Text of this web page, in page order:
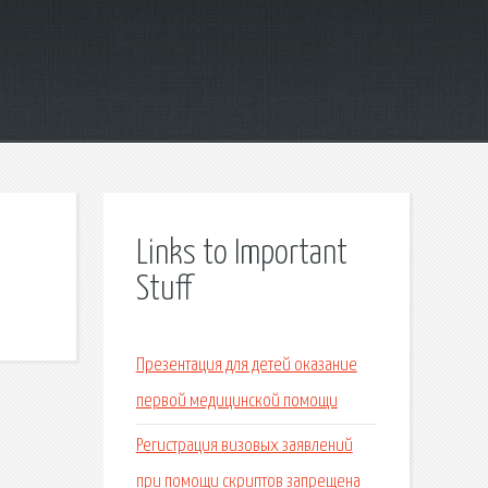
Links to Important
Stuff
Презентация для детей оказание
первой медицинской помощи
Регистрация визовых заявлений
при помощи скриптов запрещена